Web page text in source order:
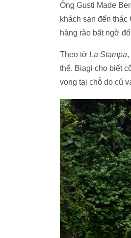
Ông Gusti Made
khách sạn đến
hàng rào bất ngờ
Theo tờ La Stampa
thể. Biagi cho biết
vong tại chỗ do cú